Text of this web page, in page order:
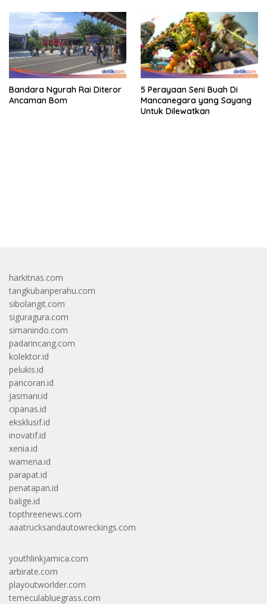
Bandara Ngurah Rai Diteror
Ancaman Bom
5 Perayaan Seni Buah Di
Mancanegara yang Sayang
Untuk Dilewatkan
harkitnas.com
tangkubanperahu.com
sibolangit.com
siguragura.com
simanindo.com
padarincang.com
kolektor.id
pelukis.id
pancoran.id
jasmani.id
cipanas.id
eksklusif.id
inovatif.id
xenia.id
wamena.id
parapat.id
penatapan.id
balige.id
topthreenews.com
aaatrucksandautowreckings.com
youthlinkjamica.com
arbirate.com
playoutworlder.com
temeculabluegrass.com